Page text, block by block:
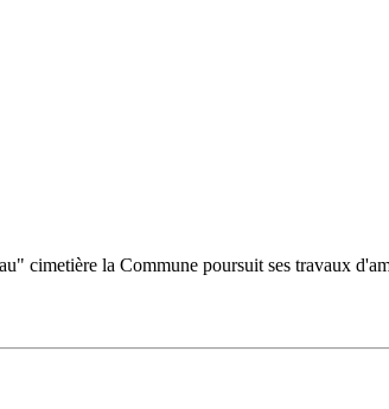
cimetière la Commune poursuit ses travaux